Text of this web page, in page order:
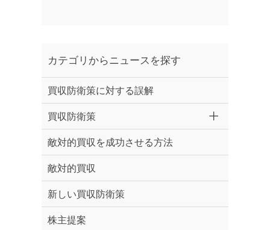
カテゴリからニュースを探す
買収防衛策に対する誤解
買収防衛策
敵対的買収を成功させる方法
敵対的買収
新しい買収防衛策
株主提案